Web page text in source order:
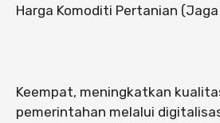
Harga Komoditi Pertanian (Jaga
Keempat, meningkatkan
pemerintahan melalui